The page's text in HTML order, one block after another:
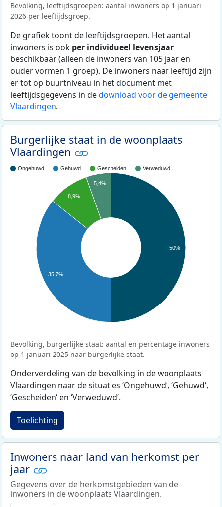
Bevolking, leeftijdsgroepen: aantal inwoners op 1 januari
2026 per leeftijdsgroep.
De grafiek toont de leeftijdsgroepen. Het aantal
inwoners is ook per individueel levensjaar
beschikbaar (alleen de inwoners van 105 jaar en
ouder vormen 1 groep). De inwoners naar leeftijd zijn
er tot op buurtniveau in het document met
leeftijdsgegevens in dedownload voor de gemeente
Vlaardingen.
Burgerlijke staat in de woonplaats
Vlaardingen
Ongehuwd Gehuwd Gescheiden Verweduwd
50%
5,4%
8,9%
35,7%
Bevolking, burgerlijke staat: aantal en percentage inwoners
op 1 januari 2025 naar burgerlijke staat.
Onderverdeling van de bevolking in de woonplaats
Vlaardingen naar de situaties ‘Ongehuwd‘, ‘Gehuwd‘,
‘Gescheiden‘ en ‘Verweduwd‘.
Toelichting
Inwoners naar land van herkomst per
jaar
Gegevens over de herkomstgebieden van de
inwoners in de woonplaats Vlaardingen.